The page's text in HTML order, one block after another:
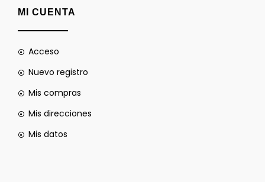
MI CUENTA
Acceso
Nuevo registro
Mis compras
Mis direcciones
Mis datos